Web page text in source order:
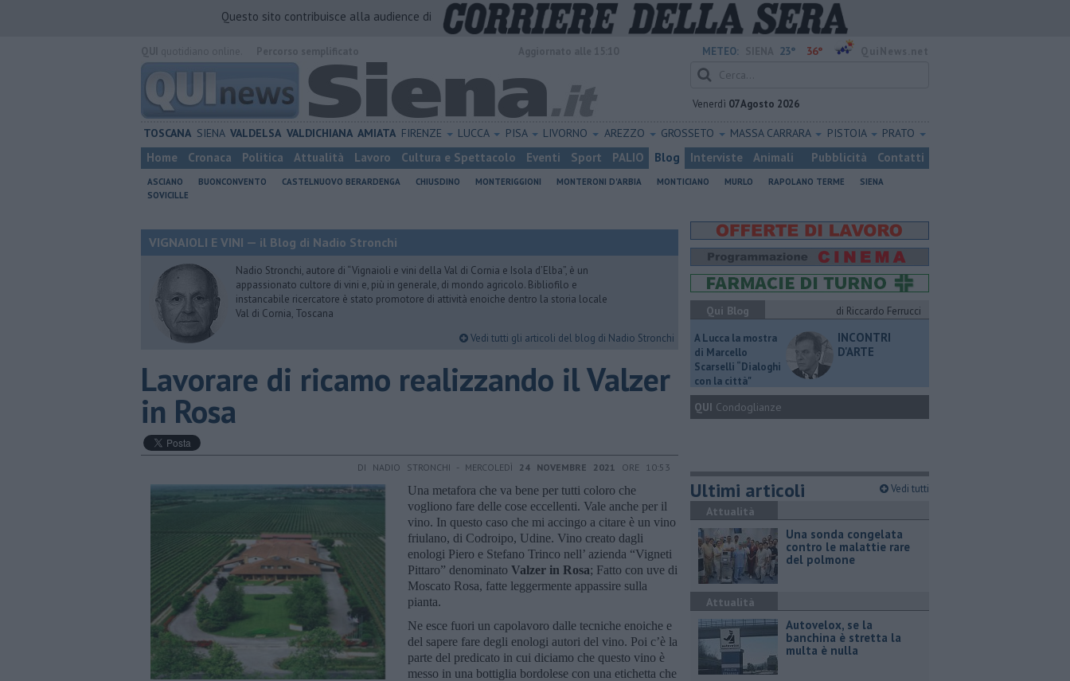
Questo sito contribuisce alla audience di
METEO: 23° 36°
Venerdì 07 Agosto 2026
TOSCANA SIENA VALDELSA VALDICHIANA AMIATA FIRENZE LUCCA PISA LIVORNO AREZZO GROSSETO MASSA CARRARA PISTOIA PRATO
Home Cronaca Politica Attualità Lavoro Cultura e Spettacolo Eventi Sport PALIO Blog Interviste Animali Pubblicità Contatti
ASCIANO BUONCONVENTO CASTELNUOVO BERARDENGA CHIUSDINO MONTERIGGIONI MONTERONI D'ARBIA MONTICIANO MURLO RAPOLANO TERME
SIENA
SOVICILLE
VIGNAIOLI E VINI — il Blog di Nadio Stronchi
Nadio Stronchi, autore di “Vignaioli e vini della Val di Cornia e Isola d’Elba”, è un
appassionato cultore di vini e, più in generale, di mondo agricolo. Bibliofilo e
instancabile ricercatore è stato promotore di attività enoiche dentro la storia locale
Val di Cornia, Toscana
Vedi tutti gli articoli del blog di Nadio Stronchi
Lavorare di ricamo realizzando il Valzer
in Rosa
DI NADIO STRONCHI - MERCOLEDÌ 24 NOVEMBRE 2021 ORE 10:53
Una metafora che va bene per tutti coloro che
vogliono fare delle cose eccellenti. Vale anche per il
vino. In questo caso che mi accingo a citare è un vino
friulano, di Codroipo, Udine. Vino creato dagli
enologi Piero e Stefano Trinco nell’ azienda “Vigneti
Pittaro” denominato Valzer in Rosa; Fatto con uve di
Moscato Rosa, fatte leggermente appassire sulla
pianta.
Ne esce fuori un capolavoro dalle tecniche enoiche e
del sapere fare degli enologi autori del vino. Poi c’è la
parte del predicato in cui diciamo che questo vino è
messo in una bottiglia bordolese con una etichetta che
Qui Blog
di Riccardo Ferrucci
A Lucca la mostra
di Marcello
Scarselli “Dialoghi
con la città"
INCONTRI
D'ARTE
QUI Condoglianze
Ultimi articoli Vedi tutti
Attualità
Una sonda congelata
contro le malattie rare
del polmone
Attualità
Autovelox, se la
banchina è stretta la
multa è nulla